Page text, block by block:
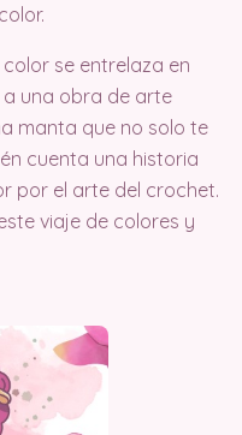
se entrelaza en
una obra de arte
manta que no solo te
cuenta una historia
por el arte del crochet.
viaje de colores y